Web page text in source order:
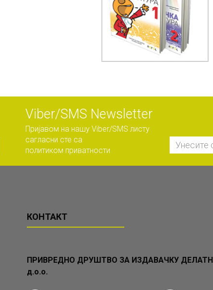
Viber/SMS Newsletter
Пријавом на нашу Viber/SMS листу
сагласни сте са
политиком приватности
КОНТАКТ
ПРИВРЕДНО ДРУШТВО ЗА ИЗДАВАЧКУ
д.о.о.